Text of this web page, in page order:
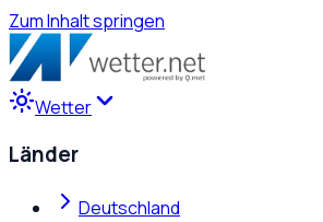
Zum Inhalt springen
Wetter
Länder
Deutschland